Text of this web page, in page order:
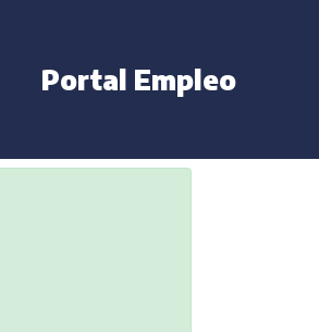
Portal Empleo